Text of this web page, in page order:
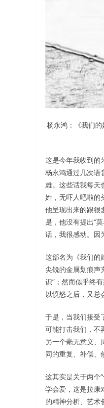
杨永鸿：《我们
这是今年我收到的
杨永鸿通过几次语
难。这些话我每天
姓，无吓人吧啦的
他呈现出来的跟很
是，他没有提出“
话，我很感动。因
这部名为《我们的
尖锐的金属划痕声
识”；然而似乎终
以愤怒之后，又总
于是，当我们接受
可能打击我们，不
另一个毫无意义
同的重复、补偿、
这其实是关于两个
学会爱，这是拉康
的精神分析、艺术